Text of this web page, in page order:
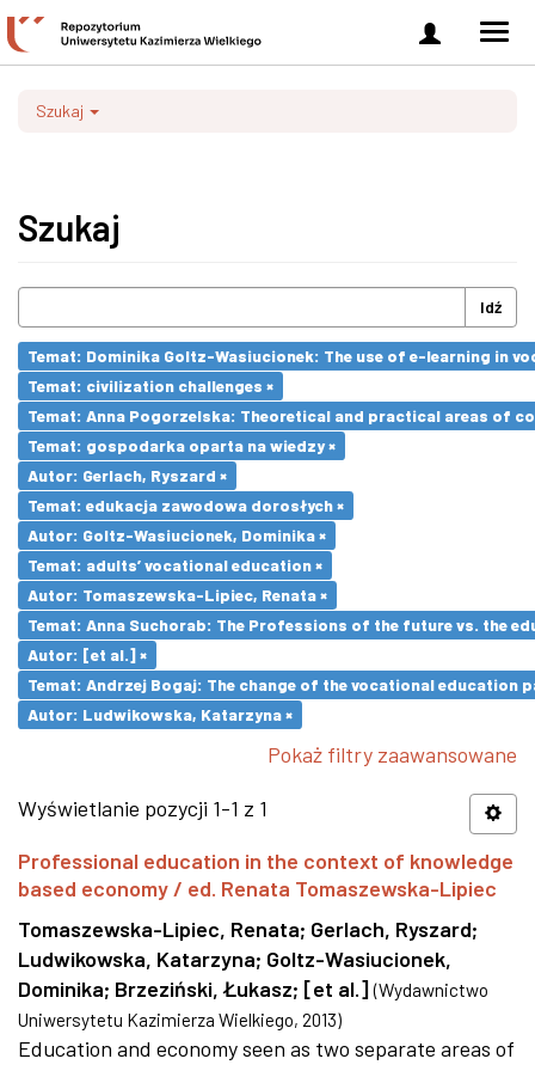
Zaloguj
się
Szukaj
Szukaj
Idź
Temat: Dominika Goltz-Wasiucionek: The use of e-learning in
Temat: civilization challenges ×
Temat: Anna Pogorzelska: Theoretical and practical areas of
Temat: gospodarka oparta na wiedzy ×
Autor: Gerlach, Ryszard ×
Temat: edukacja zawodowa dorosłych ×
Autor: Goltz-Wasiucionek, Dominika ×
Temat: adults’ vocational education ×
Autor: Tomaszewska-Lipiec, Renata ×
Temat: Anna Suchorab: The Professions of the future vs. the
Autor: [et al.] ×
Temat: Andrzej Bogaj: The change of the vocational education
Autor: Ludwikowska, Katarzyna ×
Pokaż filtry zaawansowane
Wyświetlanie pozycji 1-1 z 1
Professional education in the context of knowledge
based economy / ed. Renata Tomaszewska-Lipiec
Tomaszewska-Lipiec, Renata; Gerlach, Ryszard;
Ludwikowska, Katarzyna; Goltz-Wasiucionek,
Dominika; Brzeziński, Łukasz; [et al.] (Wydawnictwo
Uniwersytetu Kazimierza Wielkiego, 2013)
Education and economy seen as two separate areas of